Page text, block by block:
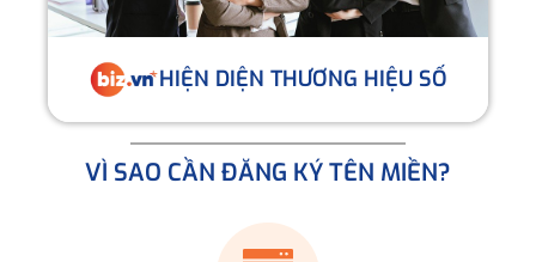
HIỆN DIỆN THƯƠNG HIỆU SỐ
VÌ SAO CẦN ĐĂNG KÝ TÊN MIỀN?